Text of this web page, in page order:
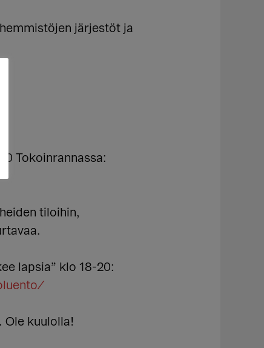
järjestöt ja
Tokoinrannassa:
tiloihin,
lapsia” klo 18-20:
Ole kuulolla!